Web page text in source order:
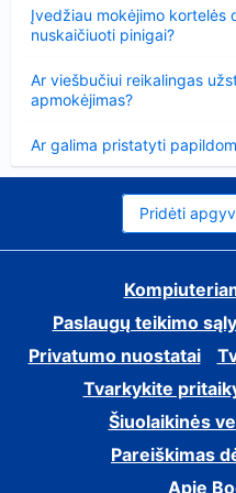
Įvedžiau mokėjimo kortelės
nuskaičiuoti pinigai?
Ar viešbučiui reikalingas
apmokėjimas?
Ar galima pristatyti
Pridėti
Paslaugų teikimo
Privatumo nuostatai
Tvarkykite
Šiuolaikinės
Pareiškimas
Apie